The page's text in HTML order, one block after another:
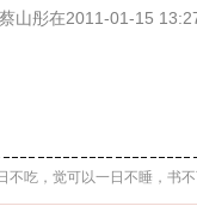
山彤在2011-01-15
不吃，觉可以一日不睡，书